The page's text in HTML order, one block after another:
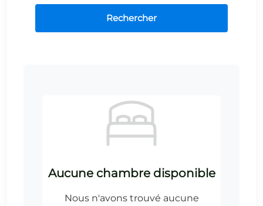
Rechercher